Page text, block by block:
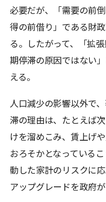
必要だが、「需要の前
得の前借り」である財
る。したがって、「拡
期停滞の原因ではない
える。
人口減少の影響以外で
滞の理由は、たとえば
けを溜めこみ、賃上げ
おろそかとなっている
動した家計のリスクに
アップグレードを政府が